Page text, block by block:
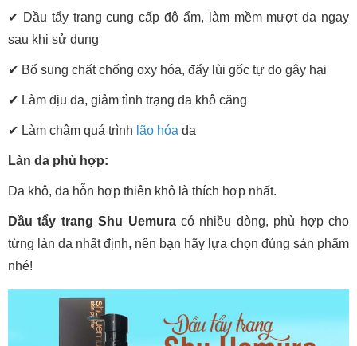
✔ Dầu tẩy trang cung cấp độ ẩm, làm mềm mượt da ngay
sau khi sử dụng
✔ Bổ sung chất chống oxy hóa, đẩy lùi gốc tự do gây hại
✔ Làm dịu da, giảm tình trạng da khô căng
✔ Làm chậm quá trình lão hóa da
Làn da phù hợp:
Da khô, da hỗn hợp thiên khô là thích hợp nhất.
Dầu tẩy trang Shu Uemuracó nhiều dòng, phù hợp cho
từng làn da nhất định, nên bạn hãy lựa chọn đúng sản phẩm
nhé!